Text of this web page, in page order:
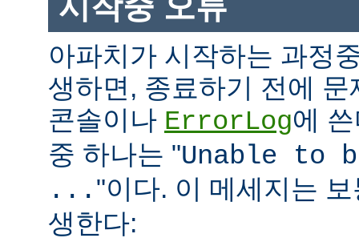
아파치가 시작하는 과정
생하면, 종료하기 전에
콘솔이나 ErrorLog에
중 하나는 "Unable to
... "이다. 이 메세지는
생한다: